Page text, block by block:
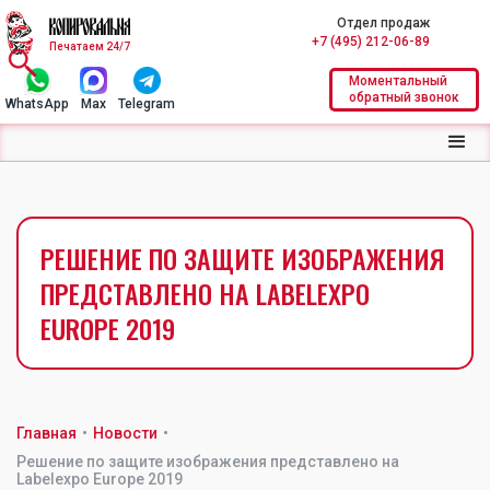
Печатаем 24/7
Отдел продаж
+7 (495) 212-06-89
WhatsApp Max Telegram
Моментальный
обратный звонок
РЕШЕНИЕ ПО ЗАЩИТЕ ИЗОБРАЖЕНИЯ
ПРЕДСТАВЛЕНО НА LABELEXPO
EUROPE 2019
Главная • Новости •
Решение по защите изображения представлено на
Labelexpo Europe 2019